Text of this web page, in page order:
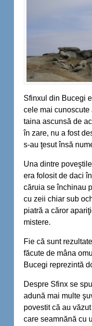
Sfinxul din Bucegi
cele mai
taina ascunsă de
în zare, nu a fost
s-au ţesut însă
Una dintre
era folosit de daci
căruia se închinau
cu zeii chiar sub
piatră a căror
mistere.
Fie că sunt
făcute de mâna
Bucegi reprezintă
Despre Sfinx se
adună mai multe
povestit că au
care seamnănă cu